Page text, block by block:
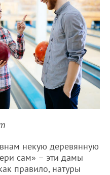
некую деревянную
сам» – эти дамы
правило, натуры